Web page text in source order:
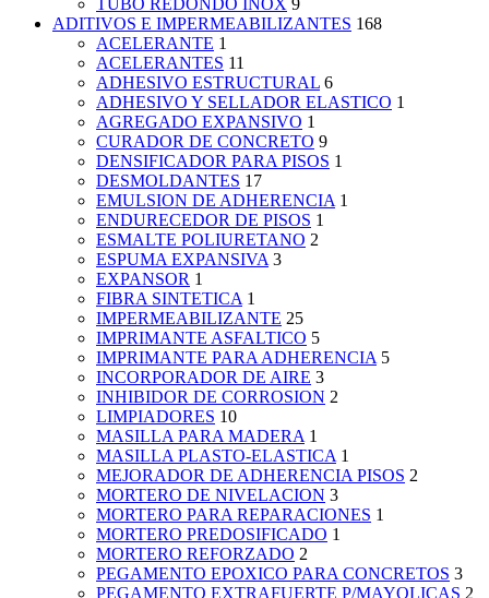
TUBO REDONDO INOX 9
ADITIVOS E IMPERMEABILIZANTES 168
ACELERANTE 1
ACELERANTES 11
ADHESIVO ESTRUCTURAL 6
ADHESIVO Y SELLADOR ELASTICO 1
AGREGADO EXPANSIVO 1
CURADOR DE CONCRETO 9
DENSIFICADOR PARA PISOS 1
DESMOLDANTES 17
EMULSION DE ADHERENCIA 1
ENDURECEDOR DE PISOS 1
ESMALTE POLIURETANO 2
ESPUMA EXPANSIVA 3
EXPANSOR 1
FIBRA SINTETICA 1
IMPERMEABILIZANTE 25
IMPRIMANTE ASFALTICO 5
IMPRIMANTE PARA ADHERENCIA 5
INCORPORADOR DE AIRE 3
INHIBIDOR DE CORROSION 2
LIMPIADORES 10
MASILLA PARA MADERA 1
MASILLA PLASTO-ELASTICA 1
MEJORADOR DE ADHERENCIA PISOS 2
MORTERO DE NIVELACION 3
MORTERO PARA REPARACIONES 1
MORTERO PREDOSIFICADO 1
MORTERO REFORZADO 2
PEGAMENTO EPOXICO PARA CONCRETOS 3
PEGAMENTO EXTRAFUERTE P/MAYOLICAS 2